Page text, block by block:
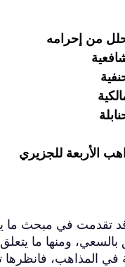
من إحرامه
الأربعة للجزيري
وقد تقدمت في مبحث
بالسعي، ومنها ما
في المذاهب،